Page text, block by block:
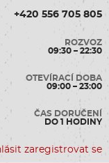
+420 556 705 805
ROZVOZ
09:30 – 22:30
OTEVÍRACÍ DOBA
09:00 – 23:00
ČAS DORUČENÍ
DO 1 HODINY
zaregistrovat se